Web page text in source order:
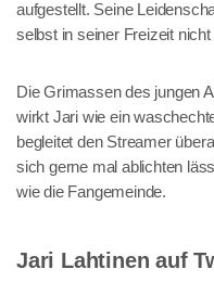
aufgestellt. Seine
selbst in seiner Freizeit nicht
Die Grimassen des jungen
wirkt Jari wie ein
begleitet den Streamer
sich gerne mal ablichten
wie die Fangemeinde.
Jari Lahtinen auf